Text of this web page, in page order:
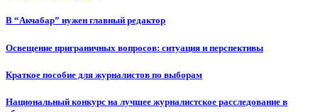
В “Акчабар” нужен главный редактор
Освещение приграничных вопросов: ситуация и перспективы
Краткое пособие для журналистов по выборам
Национальный конкурс на лучшее журналистское расследование в